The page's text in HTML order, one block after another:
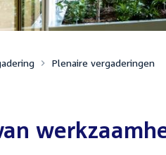
Plenaire vergaderingen